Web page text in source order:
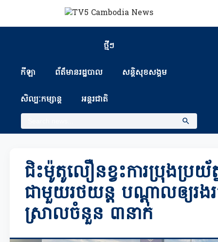
ថ្មីៗ
កីឡា ព័ត៏មានរដ្ឋបាល សន្តិសុខសង្គម
សិល្បៈកម្សាន្ត អន្តរជាតិ
ជិះម៉ូតូលឿនខ្វះការប្រុងប្រយ័
ជាមួយរថយន្ត បណ្ដាលឲ្យរង
ស្រាលចំនួន ៣នាក់